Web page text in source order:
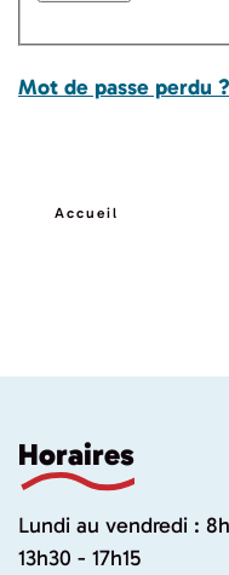
Mot de passe perdu ?
Accueil
Horaires
Lundi au vendredi :
13h30 - 17h15